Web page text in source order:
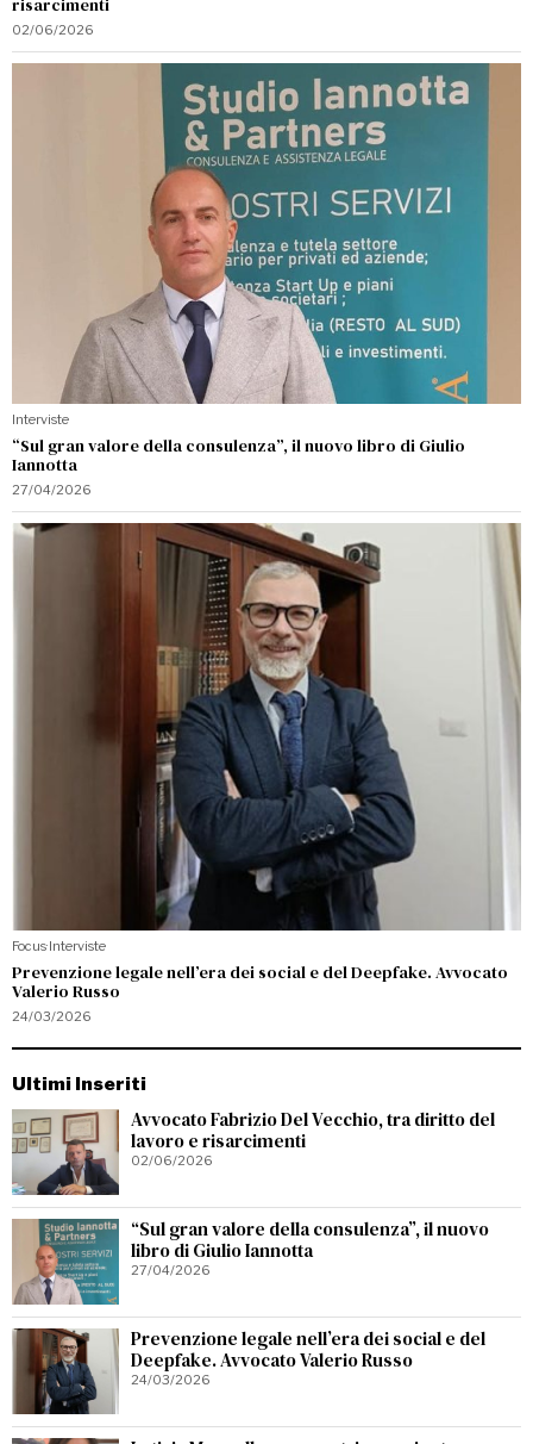
risarcimenti
02/06/2026
Interviste
“Sul gran valore della consulenza”, il nuovo libro di Giulio
Iannotta
27/04/2026
Focus·Interviste
Prevenzione legale nell’era dei social e del Deepfake. Avvocato
Valerio Russo
24/03/2026
Ultimi Inseriti
Avvocato Fabrizio Del Vecchio, tra diritto del
lavoro e risarcimenti
02/06/2026
“Sul gran valore della consulenza”, il nuovo
libro di Giulio Iannotta
27/04/2026
Prevenzione legale nell’era dei social e del
Deepfake. Avvocato Valerio Russo
24/03/2026